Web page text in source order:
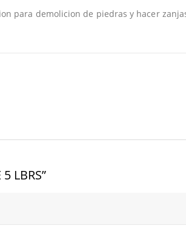
para demolicion de piedras y hacer
LBRS”